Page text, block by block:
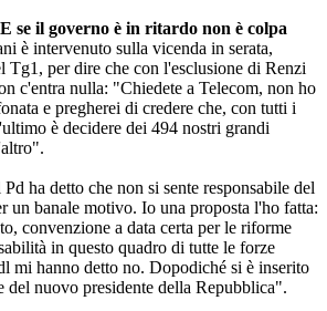
se il governo è in ritardo non è colpa
è intervenuto sulla vicenda in serata,
Tg1, per dire che con l'esclusione di Renzi
c'entra nulla: "Chiedete a Telecom, non ho
e pregherei di credere che, con tutti i
è decidere dei 494 nostri grandi
ha detto che non si sente responsabile del
un banale motivo. Io una proposta l'ho fatta:
convenzione a data certa per le riforme
in questo quadro di tutte le forze
mi hanno detto no. Dopodiché si è inserito
nuovo presidente della Repubblica".